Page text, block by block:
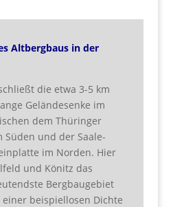
Altbergbaus in der
die etwa 3-5 km
Geländesenke im
dem Thüringer
Süden und der Saale-
im Norden. Hier
und Könitz das
Bergbaugebiet
beispiellosen Dichte